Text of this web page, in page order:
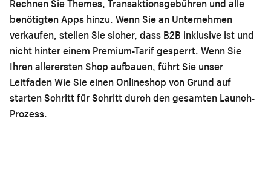
Rechnen Sie Themes, Transaktionsgebühren und alle
benötigten Apps hinzu. Wenn Sie an Unternehmen
verkaufen, stellen Sie sicher, dass B2B inklusive ist und
nicht hinter einem Premium-Tarif gesperrt. Wenn Sie
Ihren allerersten Shop aufbauen, führt Sie unser
LeitfadenWie Sie einen Onlineshop von Grund auf
startenSchritt für Schritt durch den gesamten Launch-
Prozess.